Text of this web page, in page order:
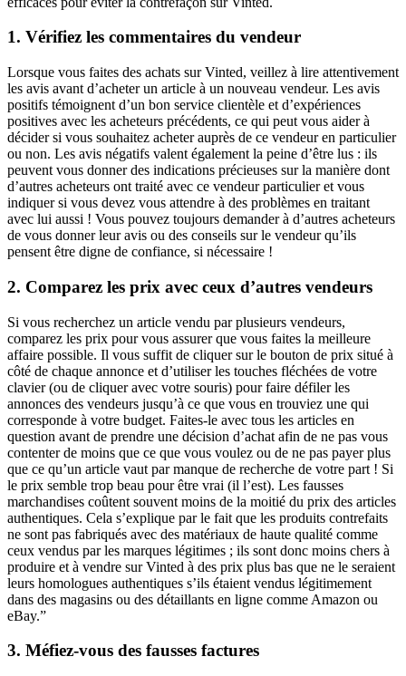
1. Vérifiez les commentaires du vendeur
Lorsque vous faites des achats sur Vinted, veillez à lire attentivement
les avis avant d’acheter un article à un nouveau vendeur. Les avis
positifs témoignent d’un bon service clientèle et d’expériences
positives avec les acheteurs précédents, ce qui peut vous aider à
décider si vous souhaitez acheter auprès de ce vendeur en particulier
ou non. Les avis négatifs valent également la peine d’être lus : ils
peuvent vous donner des indications précieuses sur la manière dont
d’autres acheteurs ont traité avec ce vendeur particulier et vous
indiquer si vous devez vous attendre à des problèmes en traitant
avec lui aussi ! Vous pouvez toujours demander à d’autres acheteurs
de vous donner leur avis ou des conseils sur le vendeur qu’ils
pensent être digne de confiance, si nécessaire !
2. Comparez les prix avec ceux d’autres vendeurs
Si vous recherchez un article vendu par plusieurs vendeurs,
comparez les prix pour vous assurer que vous faites la meilleure
affaire possible. Il vous suffit de cliquer sur le bouton de prix situé à
côté de chaque annonce et d’utiliser les touches fléchées de votre
clavier (ou de cliquer avec votre souris) pour faire défiler les
annonces des vendeurs jusqu’à ce que vous en trouviez une qui
corresponde à votre budget. Faites-le avec tous les articles en
question avant de prendre une décision d’achat afin de ne pas vous
contenter de moins que ce que vous voulez ou de ne pas payer plus
que ce qu’un article vaut par manque de recherche de votre part ! Si
le prix semble trop beau pour être vrai (il l’est). Les fausses
marchandises coûtent souvent moins de la moitié du prix des articles
authentiques. Cela s’explique par le fait que les produits contrefaits
ne sont pas fabriqués avec des matériaux de haute qualité comme
ceux vendus par les marques légitimes ; ils sont donc moins chers à
produire et à vendre sur Vinted à des prix plus bas que ne le seraient
leurs homologues authentiques s’ils étaient vendus légitimement
dans des magasins ou des détaillants en ligne comme Amazon ou
eBay.”
3. Méfiez-vous des fausses factures